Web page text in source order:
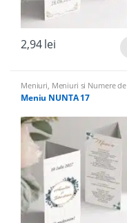
2,94lei
Meniuri Meniuri si Numere de
masa
Meniu NUNTA 17